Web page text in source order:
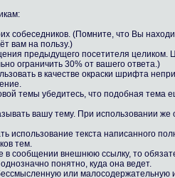
собеседников. (Помните, что Вы
вам на пользу.)
предыдущего посетителя целиком.
ограничить 30% от вашего ответа.)
в качестве окраски шрифта
темы убедитесь, что подобная тема
вашу тему. При использовании же
использование текста написанного
тем.
сообщении внешнюю ссылку, то
понятно, куда она ведет.
или